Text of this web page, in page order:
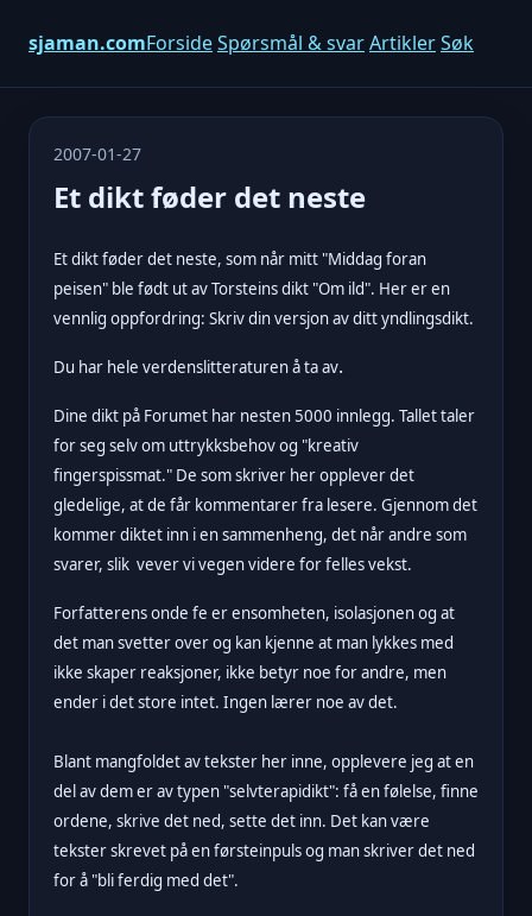
sjaman.comForsideSpørsmål & svarArtiklerSøk
2007-01-27
Et dikt føder det neste
Et dikt føder det neste, som når mitt "Middag foran
peisen" ble født ut av Torsteins dikt "Om ild". Her er en
vennlig oppfordring: Skriv din versjon av ditt yndlingsdikt.
Du har hele verdenslitteraturen å ta av.
Dine dikt på Forumet har nesten 5000 innlegg. Tallet taler
for seg selv om uttrykksbehov og "kreativ
fingerspissmat." De som skriver her opplever det
gledelige, at de får kommentarer fra lesere. Gjennom det
kommer diktet inn i en sammenheng, det når andre som
svarer, slik vever vi vegen videre for felles vekst.
Forfatterens onde fe er ensomheten, isolasjonen og at
det man svetter over og kan kjenne at man lykkes med
ikke skaper reaksjoner, ikke betyr noe for andre, men
ender i det store intet. Ingen lærer noe av det.
Blant mangfoldet av tekster her inne, opplevere jeg at en
del av dem er av typen "selvterapidikt": få en følelse, finne
ordene, skrive det ned, sette det inn. Det kan være
tekster skrevet påen førsteinpuls og man skriver det ned
for å "bli ferdig med det".